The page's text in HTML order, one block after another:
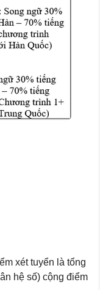
xét tuyển là tổng
hệ số) cộng điểm